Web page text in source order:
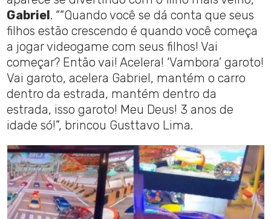
Gabriel . ““Quando você se dá conta que seus
filhos estão crescendo é quando você começa
a jogar videogame com seus filhos! Vai
começar? Então vai! Acelera! ‘Vambora’ garoto!
Vai garoto, acelera Gabriel, mantém o carro
dentro da estrada, mantém dentro da
estrada, isso garoto! Meu Deus! 3 anos de
idade só!”, brincou Gusttavo Lima.